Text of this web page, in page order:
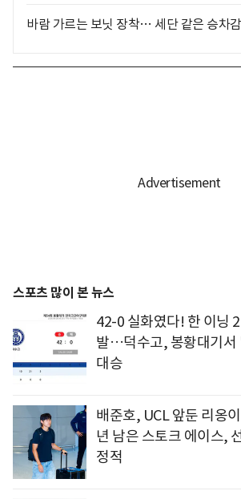
바람 가르는 보닛 장착… 세단 같은 승차
스포츠 많이 본 뉴스
42-0 실화였다! 한 이닝
발…덕수고, 봉황대기서
대승
배준호, UCL 앞둔 리옹
년 남은 스토크 에이스,
정적